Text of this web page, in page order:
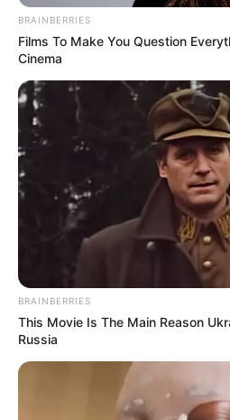
BRAINBERRIES
Films To Make You Question
Cinema
BRAINBERRIES
This Movie Is The Main Reason
Russia